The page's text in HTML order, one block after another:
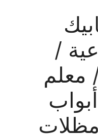
/
/ معلم